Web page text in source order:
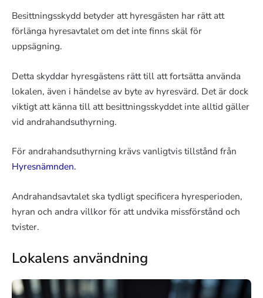
Besittningsskydd betyder att hyresgästen har rätt att
förlänga hyresavtalet om det inte finns skäl för
uppsägning.
Detta skyddar hyresgästens rätt till att fortsätta använda
lokalen, även i händelse av byte av hyresvärd. Det är dock
viktigt att känna till att besittningsskyddet inte alltid gäller
vid andrahandsuthyrning.
För andrahandsuthyrning krävs vanligtvis tillstånd från
Hyresnämnden.
Andrahandsavtalet ska tydligt specificera hyresperioden,
hyran och andra villkor för att undvika missförstånd och
tvister.
Lokalens användning